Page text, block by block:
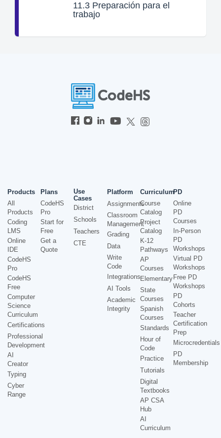
11.3 Preparación para el
trabajo
Products
All
Products
Coding
LMS
Online
IDE
CodeHS
Pro
CodeHS
Free
Computer
Science
Curriculum
Certifications
Professional
Development
AI
Creator
Typing
Cyber
Range
Plans
CodeHS
Pro
Start for
Free
Get a
Quote
Use
Cases
District
Schools
Teachers
CTE
Platform
Assignments
Classroom
Management
Grading
Data
Write
Code
Integrations
AI Tools
Academic
Integrity
Curriculum
Course
Catalog
Project
Catalog
K-12
Pathways
AP
Courses
Elementary
State
Courses
Spanish
Courses
Standards
Hour of
Code
Practice
Tutorials
Digital
Textbooks
AP CSA
Hub
AI
Curriculum
PD
Online
PD
Courses
In-Person
PD
Workshops
Virtual PD
Workshops
Free PD
Workshops
PD
Cohorts
Teacher
Certification
Prep
Microcredentials
PD
Membership